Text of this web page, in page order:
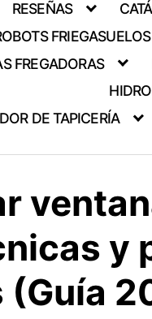
RESEÑAS
FRIEGASUELOS
FREGADORAS
DE TAPICERÍA
y